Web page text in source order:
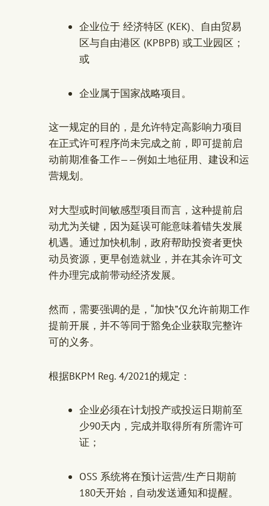
企业位于 经济特区 (KEK)、自由贸易
区与自由港区 (KPBPB) 或工业园区；
或
企业属于国家战略项目。
这一规定的目的，是允许特定高影响力项目
在正式许可程序尚未完成之前，即可提前启
动前期准备工作——例如土地征用、建设和运
营规划。
对大型或时间敏感型项目而言，这种提前启
动尤为关键，因为延误可能意味着错失发展
机遇。通过加快机制，政府帮助投资者更快
动员资源，更早创造就业，并在其余许可文
件办理完成前带动经济发展。
然而，需要强调的是，“加快”仅允许前期工作
提前开展，并不等同于豁免企业获取完整许
可的义务。
根据BKPM Reg. 4/2021的规定：
企业必须在计划投产或投运日期前至
少90天内，完成并取得所有所需许可
证；
OSS 系统将在预计运营/生产日期前
180天开始，自动发送通知和提醒。